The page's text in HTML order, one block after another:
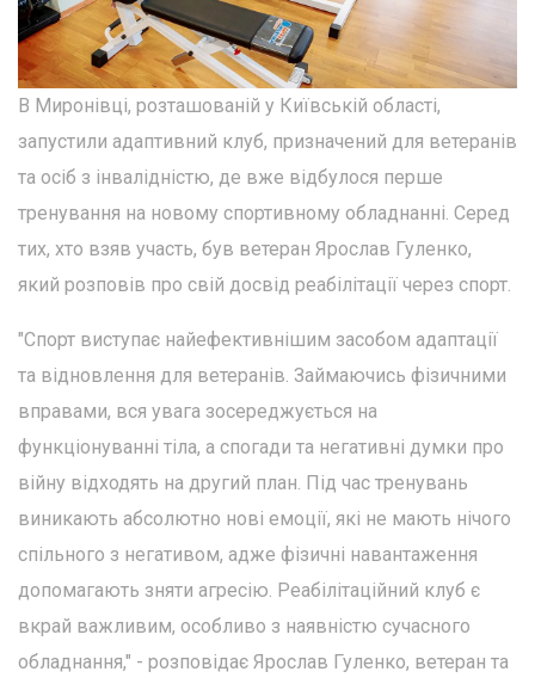
В Миронівці, розташованій у Київській області,
запустили адаптивний клуб, призначений для ветеранів
та осіб з інвалідністю, де вже відбулося перше
тренування на новому спортивному обладнанні. Серед
тих, хто взяв участь, був ветеран Ярослав Гуленко,
який розповів про свій досвід реабілітації через спорт.
"Спорт виступає найефективнішим засобом адаптації
та відновлення для ветеранів. Займаючись фізичними
вправами, вся увага зосереджується на
функціонуванні тіла, а спогади та негативні думки про
війну відходять на другий план. Під час тренувань
виникають абсолютно нові емоції, які не мають нічого
спільного з негативом, адже фізичні навантаження
допомагають зняти агресію. Реабілітаційний клуб є
вкрай важливим, особливо з наявністю сучасного
обладнання," - розповідає Ярослав Гуленко, ветеран та